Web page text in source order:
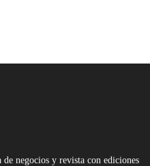
negocios y revista con ediciones